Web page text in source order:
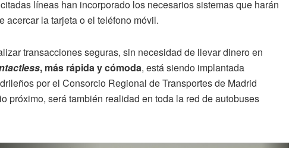
líneas han incorporado los necesarios sistemas que harán
acercar la tarjeta o el teléfono móvil.
transacciones seguras, sin necesidad de llevar dinero en
, más rápida y cómoda, está siendo implantada
por el Consorcio Regional de Transportes de Madrid
próximo, será también realidad en toda la red de autobuses